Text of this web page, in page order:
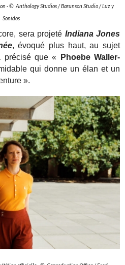
- © Anthology Studios / Barunson Studio / Luz y
Sonidos
sera projeté Indiana Jones
, évoqué plus haut, au sujet
précisé que « Phoebe Waller-
qui donne un élan et un
».